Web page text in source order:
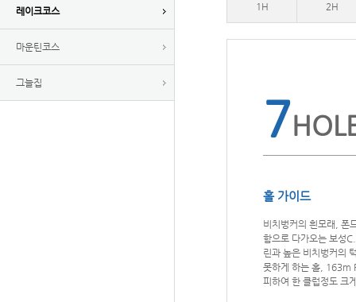
레이크코스
마운틴코스
그늘집
1H 2H
7
홀 가이드
비치벙커의 흰모래, 폰
함으로 다가오는 보성
린과 높은 비치벙커의
못하게 하는 홀, 163m
피하여 한 클럽정도 크